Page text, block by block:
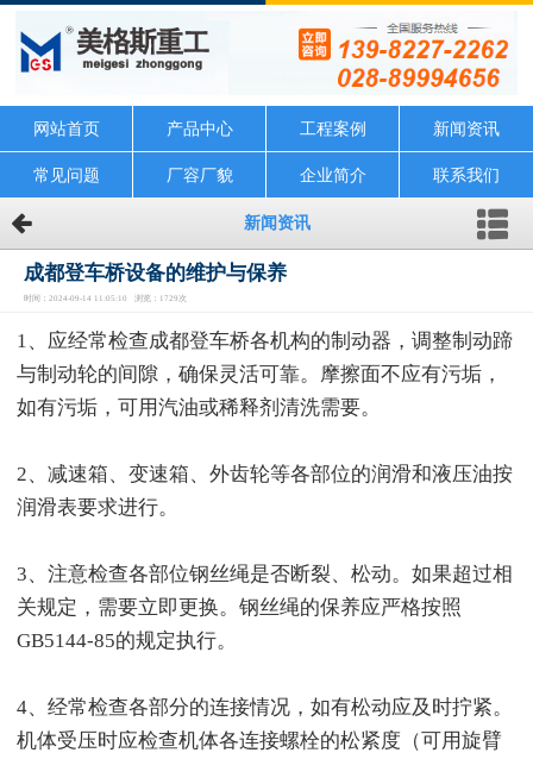
网站首页 产品中心 工程案例 新闻资讯
常见问题 厂容厂貌 企业简介 联系我们
新闻资讯
成都登车桥设备的维护与保养
时间：2024-09-14 11:05:10 浏览：1729次
1、应经常检查成都登车桥各机构的制动器，调整制动蹄
与制动轮的间隙，确保灵活可靠。摩擦面不应有污垢，
如有污垢，可用汽油或稀释剂清洗需要。
2、减速箱、变速箱、外齿轮等各部位的润滑和液压油按
润滑表要求进行。
3、注意检查各部位钢丝绳是否断裂、松动。如果超过相
关规定，需要立即更换。钢丝绳的保养应严格按照
GB5144-85的规定执行。
4、经常检查各部分的连接情况，如有松动应及时拧紧。
机体受压时应检查机体各连接螺栓的松紧度（可用旋臂